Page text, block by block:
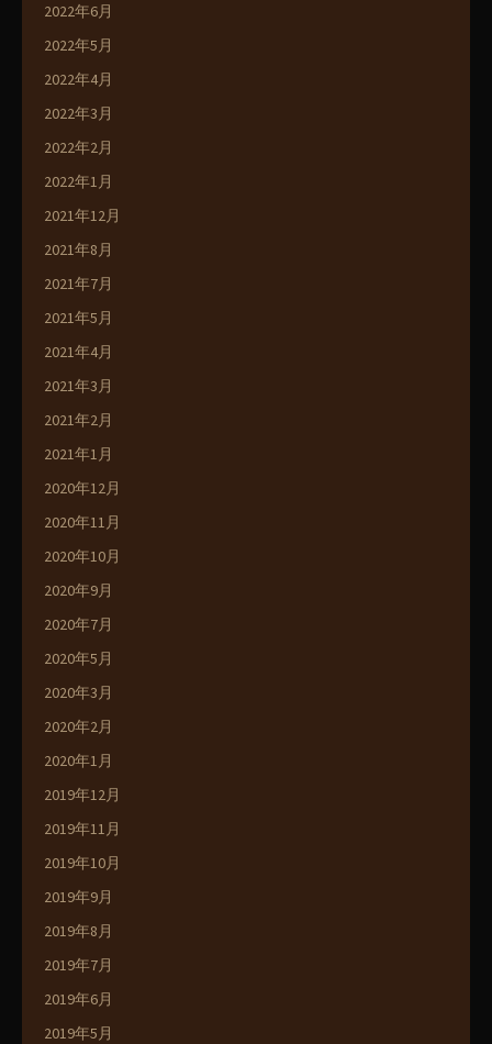
2022年6月
2022年5月
2022年4月
2022年3月
2022年2月
2022年1月
2021年12月
2021年8月
2021年7月
2021年5月
2021年4月
2021年3月
2021年2月
2021年1月
2020年12月
2020年11月
2020年10月
2020年9月
2020年7月
2020年5月
2020年3月
2020年2月
2020年1月
2019年12月
2019年11月
2019年10月
2019年9月
2019年8月
2019年7月
2019年6月
2019年5月